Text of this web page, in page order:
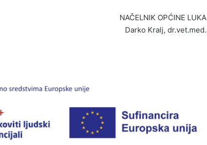
NAČELNIK OPĆINE LUKA
Darko Kralj, dr.vet.med.